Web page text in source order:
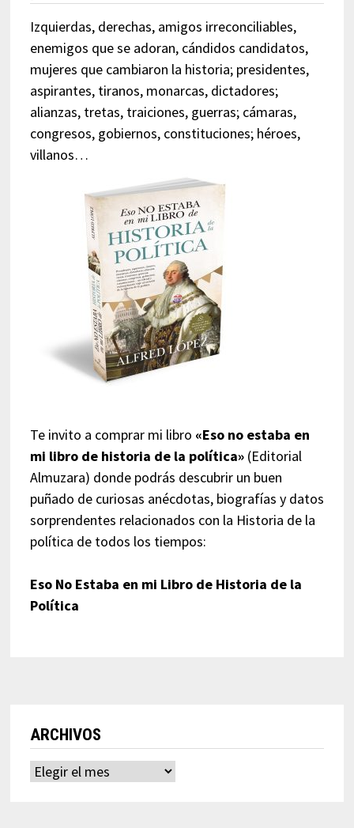
Izquierdas, derechas, amigos irreconciliables,
enemigos que se adoran, cándidos candidatos,
mujeres que cambiaron la historia; presidentes,
aspirantes, tiranos, monarcas, dictadores;
alianzas, tretas, traiciones, guerras; cámaras,
congresos, gobiernos, constituciones; héroes,
villanos…
Te invito a comprar mi libro «Eso no estaba en
mi libro de historia de la política»(Editorial
Almuzara) donde podrás descubrir un buen
puñado de curiosas anécdotas, biografías y datos
sorprendentes relacionados con la Historia de la
política de todos los tiempos:
Eso No Estaba en mi Libro de Historia de la
Política
ARCHIVOS
Archivos